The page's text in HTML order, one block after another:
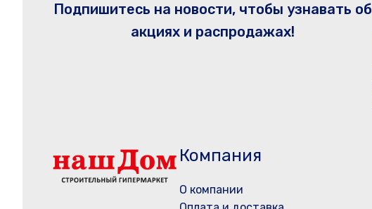
Подпишитесь на новости, чтобы узнавать об
акциях и распродажах!
Компания
О компании